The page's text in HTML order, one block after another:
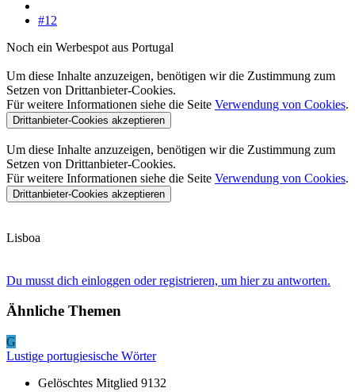
#12
Noch ein Werbespot aus Portugal
Um diese Inhalte anzuzeigen, benötigen wir die Zustimmung zum
Setzen von Drittanbieter-Cookies.
Für weitere Informationen siehe die Seite Verwendung von Cookies.
Drittanbieter-Cookies akzeptieren
Um diese Inhalte anzuzeigen, benötigen wir die Zustimmung zum
Setzen von Drittanbieter-Cookies.
Für weitere Informationen siehe die Seite Verwendung von Cookies.
Drittanbieter-Cookies akzeptieren
Lisboa
Du musst dich einloggen oder registrieren, um hier zu antworten.
Ähnliche Themen
G
Lustige portugiesische Wörter
Gelöschtes Mitglied 9132